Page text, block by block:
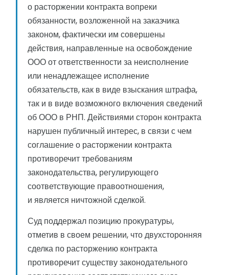
о расторжении контракта вопреки
обязанности, возложенной на заказчика
законом, фактически им совершены
действия, направленные на освобождение
ООО от ответственности за неисполнение
или ненадлежащее исполнение
обязательств, как в виде взыскания штрафа,
так и в виде возможного включения сведений
об ООО в РНП. Действиями сторон контракта
нарушен публичный интерес, в связи с чем
соглашение о расторжении контракта
противоречит требованиям
законодательства, регулирующего
соответствующие правоотношения,
и является ничтожной сделкой.
Суд поддержал позицию прокуратуры,
отметив в своем решении, что двухсторонняя
сделка по расторжению контракта
противоречит существу законодательного